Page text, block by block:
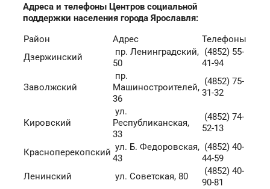
Адреса и телефоны Центров социальной
поддержки населения города Ярославля:
Район
Адрес
Телефоны
Дзержинский
пр. Ленинградский,
50
(4852) 55-
41-94
Заволжский
пр.
Машиностроителей,
36
(4852) 75-
31-32
Кировский
ул.
Республиканская,
33
(4852) 74-
52-13
Красноперекопский ул. Б. Федоровская,
43
(4852) 40-
44-59
Ленинский
ул. Советская, 80
(4852) 40-
90-81